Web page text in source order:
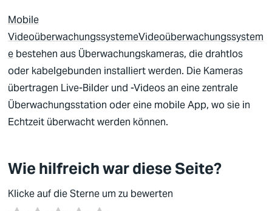
Deutsch
Englisch
Mobile
VideoüberwachungssystemeVideoüberwachungssystem
e bestehen aus Überwachungskameras, die drahtlos
oder kabelgebunden installiert werden. Die Kameras
übertragen Live-Bilder und -Videos an eine zentrale
Überwachungsstation oder eine mobile App, wo sie in
Echtzeit überwacht werden können.
Wie hilfreich war diese Seite?
Klicke auf die Sterne um zu bewerten